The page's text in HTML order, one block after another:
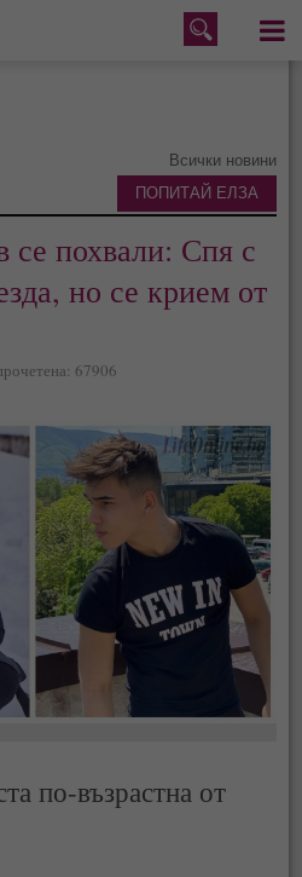
Меню
Всички новини
похвали: Спя с
но се крием от
67906
по-възрастна от
ПОПИТАЙ ЕЛЗА